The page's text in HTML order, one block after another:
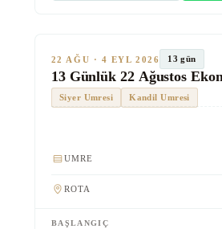
TUR #1013
22 AĞU · 4 EYL 2026 13 gün
13 Günlük 22 Ağustos
Siyer Umresi Kandil Umresi
UMRE
ROTA
BAŞLANGIÇ